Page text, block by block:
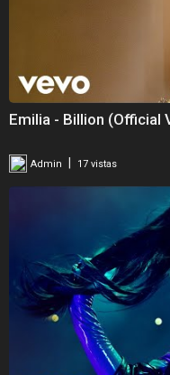
Emilia - Billion (Official
Admin 17 vistas